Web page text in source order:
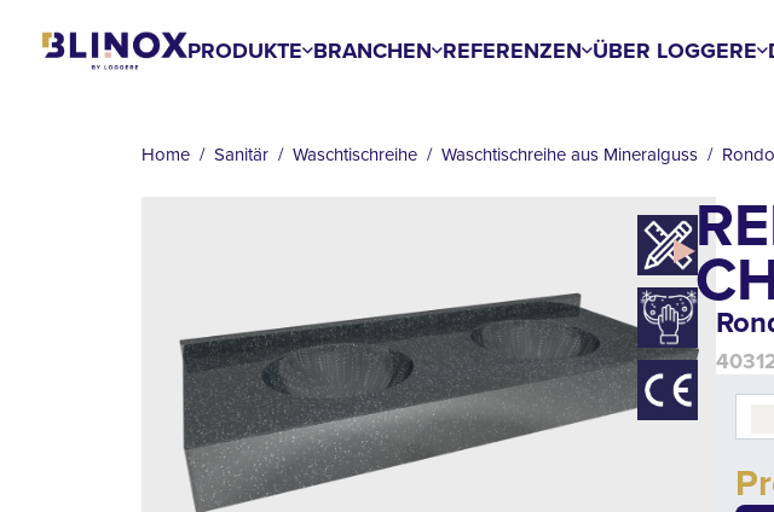
PRODUKTE BRANCHEN REFERENZEN ÜBER LOGGERE
Home Sanitär Waschtischreihe Waschtischreihe aus Mineralguss Rondo